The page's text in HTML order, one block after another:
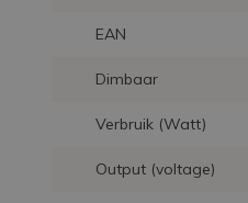
EAN
Dimbaar
Verbruik (Watt)
Output (voltage)